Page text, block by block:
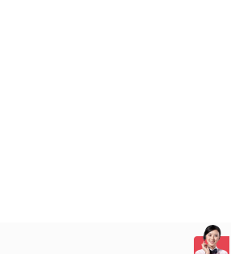
1058-1064.
of Sciences 116.6